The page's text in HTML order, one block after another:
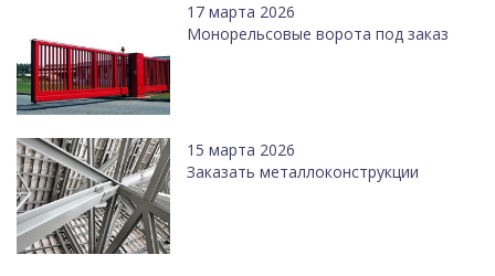
17 марта 2026
Монорельсовые ворота под заказ
15 марта 2026
Заказать металлоконструкции